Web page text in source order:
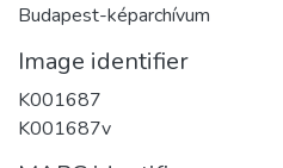
Budapest-képarchívum
Image identifier
K001687
K001687v